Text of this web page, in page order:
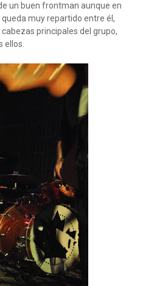
un buen frontman aunque en
muy repartido entre él,
cabezas principales del grupo,
ellos.